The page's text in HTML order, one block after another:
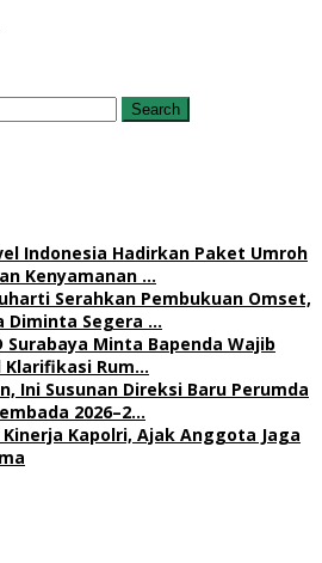
Indonesia Hadirkan Paket Umroh
Kenyamanan …
Serahkan Pembukuan Omset,
Diminta Segera …
Surabaya Minta Bapenda Wajib
Klarifikasi Rum…
Ini Susunan Direksi Baru Perumda
2026–2…
Kinerja Kapolri, Ajak Anggota Jaga